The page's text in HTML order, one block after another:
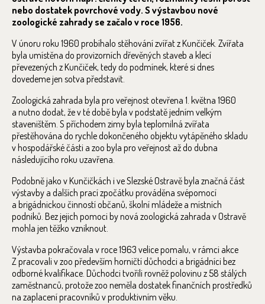
nebo dostatek povrchové vody. S výstavbou nové
zoologické zahrady se začalo v roce 1956.
V únoru roku 1960 probíhalo stěhování zvířat z Kunčiček. Zvířata
byla umístěna do provizorních dřevěných staveb a klecí
převezených z Kunčiček, tedy do podmínek, které si dnes
dovedeme jen sotva představit.
Zoologická zahrada byla pro veřejnost otevřena 1. května 1960
a nutno dodat, že v té době byla v podstatě jedním velkým
staveništěm. S příchodem zimy byla teplomilná zvířata
přestěhována do rychle dokončeného objektu vytápěného skladu
v hospodářské části a zoo byla pro veřejnost až do dubna
následujícího roku uzavřena.
Podobně jako v Kunčičkách i ve Slezské Ostravě byla značná část
výstavby a dalších prací zpočátku prováděna svépomocí
a brigádnickou činností občanů, školní mládeže a místních
podniků. Bez jejich pomoci by nová zoologická zahrada v Ostravě
mohla jen těžko vzniknout.
Výstavba pokračovala v roce 1963 velice pomalu, v rámci akce
Z pracovali v zoo především horničtí důchodci a brigádníci bez
odborné kvalifikace. Důchodci tvořili rovněž polovinu z 58 stálých
zaměstnanců, protože zoo neměla dostatek finančních prostředků
na zaplacení pracovníků v produktivním věku.